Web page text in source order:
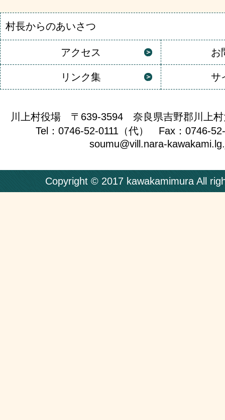
村長からのあいさつ
アクセス お
リンク集 サ
川上村役場 〒639-3594 奈良県吉野郡川上村
Tel：0746-52-0111（代） Fax：0746-
soumu@vill.nara-
Copyright © 2017 kawakamimura All